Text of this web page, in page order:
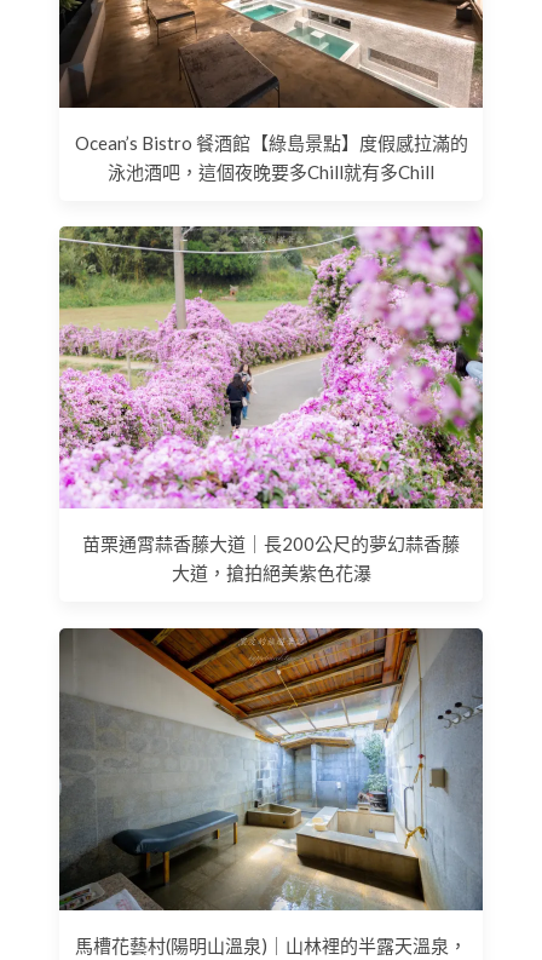
Ocean’s Bistro 餐酒館【綠島景點】度假感拉滿的
泳池酒吧，這個夜晚要多Chill就有多Chill
苗栗通霄蒜香藤大道｜長200公尺的夢幻蒜香藤
大道，搶拍絕美紫色花瀑
馬槽花藝村(陽明山溫泉)｜山林裡的半露天溫泉，